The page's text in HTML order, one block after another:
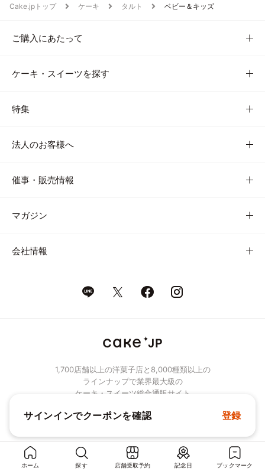
ホーム 探す 店舗受取予約 記念日 ブックマーク
Cake.jpトップ ケーキ タルト ベビー＆キッズ
ご購入にあたって
ケーキ・スイーツを探す
特集
法人のお客様へ
催事・販売情報
マガジン
会社情報
1,700店舗以上の洋菓子店と8,000種類以上の
ラインナップで業界最大級の
ケーキ・スイーツ総合通販サイト
© Cake.jp Co., Ltd.
サインインでクーポンを確認 登録